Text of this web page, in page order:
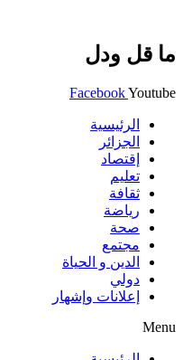
ما قل ودل
FacebookYoutube
الرئيسية
الجزائر
إقتصاد
تعليم
ثقافة
رياضة
صحة
مجتمع
الدين و الحياة
دولي
إعلانات وإشهار
Menu